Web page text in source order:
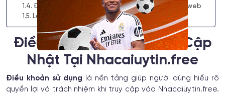
Điều khoản sử dụng các quy định tranh chấp tại web
Lời kết
Điều Khoản Sử Dụng Mới Cập
Nhật Tại Nhacaiuytin.free
Điều khoản sử dụng là nền tảng giúp người dùng hiểu rõ
quyền lợi và trách nhiệm khi truy cập vào Nhacaiuytin.free.